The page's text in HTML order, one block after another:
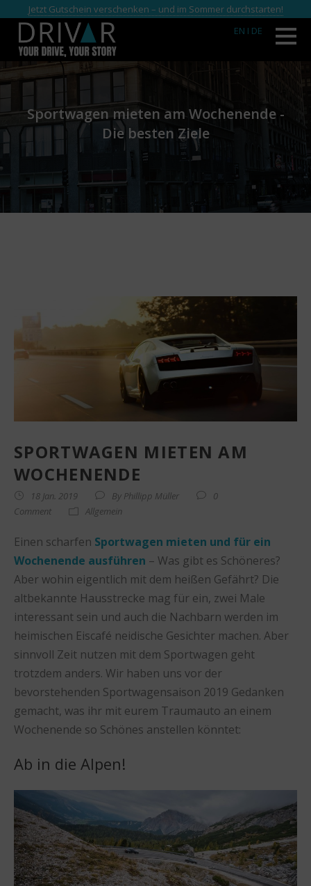
Jetzt Gutschein verschenken – und im Sommer durchstarten!
EN I DE
Sportwagen mieten am Wochenende -
Die besten Ziele
SPORTWAGEN MIETEN AM
WOCHENENDE
18 Jan. 2019 By Phillipp Müller
0
Comment
Allgemein
Einen scharfen Sportwagen mieten und für ein
Wochenende ausführen – Was gibt es Schöneres?
Aber wohin eigentlich mit dem heißen Gefährt? Die
altbekannte Hausstrecke mag für ein, zwei Male
interessant sein und auch die Nachbarn werden im
heimischen Eiscafé neidische Gesichter machen. Aber
sinnvoll Zeit nutzen mit dem Sportwagen geht
trotzdem anders. Wir haben uns vor der
bevorstehenden Sportwagensaison 2019 Gedanken
gemacht, was ihr mit eurem Traumauto an einem
Wochenende so Schönes anstellen könntet:
Ab in die Alpen!